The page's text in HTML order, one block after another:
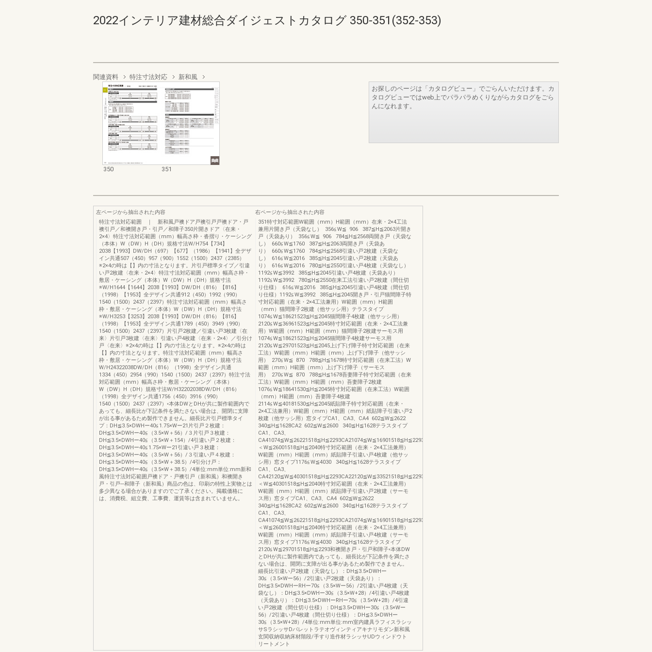
2022インテリア建材総合ダイジェストカタログ 350-351(352-353)
関連資料 特注寸法対応 新和風
350 351
お探しのページは「カタログビュー」でごらんいただけます。カ
タログビューではweb上でパラパラめくりながらカタログをごら
んになれます。
左ページから抽出された内容
特注寸法対応範囲 ｜ 新和風戸襖ドア戸襖引戸戸襖ドア・戸
襖引戸／和襖開き戸・引戸／和障子350片開きドア〈在来・
2×4〉特注寸法対応範囲（mm）幅高さ枠・沓摺り・ケーシング
（本体）W（DW）H（DH）規格寸法W/H754【734】
2038【1993】DW/DH（697）【677】（1986）【1941】全デザ
イン共通507（450）957（900）1552（1500）2437（2385）
※2×4の時は【】内の寸法となります。片引戸標準タイプ／引違
い戸2枚建〈在来・2×4〉特注寸法対応範囲（mm）幅高さ枠・
敷居・ケーシング（本体）W（DW）H（DH）規格寸法
※W/H1644【1644】2038【1993】DW/DH（816）【816】
（1998）【1953】全デザイン共通912（450）1992（990）
1540（1500）2437（2397）特注寸法対応範囲（mm）幅高さ
枠・敷居・ケーシング（本体）W（DW）H（DH）規格寸法
※W/H3253【3253】2038【1993】DW/DH（816）【816】
（1998）【1953】全デザイン共通1789（450）3949（990）
1540（1500）2437（2397）片引戸2枚建／引違い戸3枚建〈在
来〉片引戸3枚建〈在来〉引違い戸4枚建〈在来・2×4〉／引分け
戸〈在来〉※2×4の時は【】内の寸法となります。※2×4の時は
【】内の寸法となります。特注寸法対応範囲（mm）幅高さ
枠・敷居・ケーシング（本体）W（DW）H（DH）規格寸法
W/H24322038DW/DH（816）（1998）全デザイン共通
1334（450）2954（990）1540（1500）2437（2397）特注寸法
対応範囲（mm）幅高さ枠・敷居・ケーシング（本体）
W（DW）H（DH）規格寸法W/H32202038DW/DH（816）
（1998）全デザイン共通1756（450）3916（990）
1540（1500）2437（2397）◦本体DWとDHが共に製作範囲内で
あっても、細長比が下記条件を満たさない場合は、開閉に支障
が出る事があるため製作できません。細長比片引戸標準タイ
プ：DH≦3.5×DWHー40≦1.75×Wー21片引戸２枚建：
DH≦3.5×DWHー40≦（3.5×W＋56）/３片引戸３枚建：
DH≦3.5×DWHー40≦（3.5×W＋154）/4引違い戸２枚建：
DH≦3.5×DWHー40≦1.75×Wー21引違い戸３枚建：
DH≦3.5×DWHー40≦（3.5×W＋56）/３引違い戸４枚建：
DH≦3.5×DWHー40≦（3.5×W＋38.5）/4引分け戸：
DH≦3.5×DWHー40≦（3.5×W＋38.5）/4単位:mm単位:mm新和
風特注寸法対応範囲戸襖ドア・戸襖引戸（新和風）和襖開き
戸・引戸─和障子（新和風）商品の色は、印刷の特性上実物とは
多少異なる場合がありますのでご了承ください。掲載価格に
は、消費税、組立費、工事費、運賃等は含まれていません。
右ページから抽出された内容
351特寸対応範囲W範囲（mm）H範囲（mm）在来・2×4工法
兼用片開き戸（天袋なし） 356≦W≦ 906 387≦H≦2063片開き
戸（天袋あり） 356≦W≦ 906 784≦H≦2568両開き戸（天袋な
し） 660≦W≦1760 387≦H≦2063両開き戸（天袋あ
り） 660≦W≦1760 784≦H≦2568引違い戸2枚建（天袋な
し） 616≦W≦2016 385≦H≦2045引違い戸2枚建（天袋あ
り） 616≦W≦2016 780≦H≦2550引違い戸4枚建（天袋なし）
1192≦W≦3992 385≦H≦2045引違い戸4枚建（天袋あり）
1192≦W≦3992 780≦H≦2550在来工法引違い戸2枚建（間仕切
り仕様） 616≦W≦2016 385≦H≦2045引違い戸4枚建（間仕切
り仕様）1192≦W≦3992 385≦H≦2045開き戸・引戸猫間障子特
寸対応範囲（在来・2×4工法兼用）W範囲（mm）H範囲
（mm）猫間障子2枚建（他サッシ用）テラスタイプ
1074≦W≦18621523≦H≦2045猫間障子4枚建（他サッシ用）
2120≦W≦36961523≦H≦2045特寸対応範囲（在来・2×4工法兼
用）W範囲（mm）H範囲（mm）猫間障子2枚建サーモス用
1074≦W≦18621523≦H≦2045猫間障子4枚建サーモス用
2120≦W≦29701523≦H≦2045上げ下げ障子特寸対応範囲（在来
工法）W範囲（mm）H範囲（mm）上げ下げ障子（他サッシ
用） 270≦W≦ 870 788≦H≦1678特寸対応範囲（在来工法）W
範囲（mm）H範囲（mm）上げ下げ障子（サーモス
用） 270≦W≦ 870 788≦H≦1678吾妻障子特寸対応範囲（在来
工法）W範囲（mm）H範囲（mm）吾妻障子2枚建
1076≦W≦18641530≦H≦2045特寸対応範囲（在来工法）W範囲
（mm）H範囲（mm）吾妻障子4枚建
2114≦W≦40181530≦H≦2045紙貼障子特寸対応範囲（在来・
2×4工法兼用）W範囲（mm）H範囲（mm）紙貼障子引違い戸2
枚建（他サッシ用）窓タイプCA1、CA3、CA4 602≦W≦2622
340≦H≦1628CA2 602≦W≦2600 340≦H≦1628テラスタイプ
CA1、CA3、
CA41074≦W≦26221518≦H≦2293CA21074≦W≦16901518≦H≦22931690
＜W≦26001518≦H≦2040特寸対応範囲（在来・2×4工法兼用）
W範囲（mm）H範囲（mm）紙貼障子引違い戸4枚建（他サッ
シ用）窓タイプ1176≦W≦4030 340≦H≦1628テラスタイプ
CA1、CA3、
CA42120≦W≦40301518≦H≦2293CA22120≦W≦33521518≦H≦22933352
＜W≦40301518≦H≦2040特寸対応範囲（在来・2×4工法兼用）
W範囲（mm）H範囲（mm）紙貼障子引違い戸2枚建（サーモ
ス用）窓タイプCA1、CA3、CA4 602≦W≦2622
340≦H≦1628CA2 602≦W≦2600 340≦H≦1628テラスタイプ
CA1、CA3、
CA41074≦W≦26221518≦H≦2293CA21074≦W≦16901518≦H≦22931690
＜W≦26001518≦H≦2040特寸対応範囲（在来・2×4工法兼用）
W範囲（mm）H範囲（mm）紙貼障子引違い戸4枚建（サーモ
ス用）窓タイプ1176≦W≦4030 340≦H≦1628テラスタイプ
2120≦W≦29701518≦H≦2293和襖開き戸・引戸和障子◦本体DW
とDHが共に製作範囲内であっても、細長比が下記条件を満たさ
ない場合は、開閉に支障が出る事があるため製作できません。
細長比引違い戸2枚建（天袋なし）：DH≦3.5×DWHー
30≦（3.5×Wー56）/2引違い戸2枚建（天袋あり）：
DH≦3.5×DWHーRHー70≦（3.5×Wー56）/2引違い戸4枚建（天
袋なし）：DH≦3.5×DWHー30≦（3.5×W+28）/4引違い戸4枚建
（天袋あり）：DH≦3.5×DWHーRHー70≦（3.5×W+28）/4引違
い戸2枚建（間仕切り仕様）：DH≦3.5×DWHー30≦（3.5×Wー
56）/2引違い戸4枚建（間仕切り仕様）：DH≦3.5×DWHー
30≦（3.5×W+28）/4単位:mm単位:mm室内建具ラフィスラシッ
サSラシッサDパレットラテオヴィンティアキナリモダン新和風
玄関収納収納床材階段/手すり造作材ラシッサUDウィンドウト
リートメント